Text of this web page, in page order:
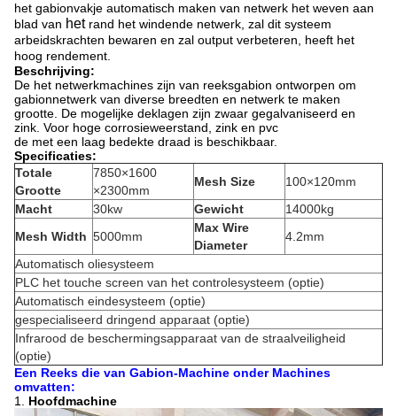
het gabionvakje automatisch maken van netwerk het weven aan
blad van het rand het windende netwerk, zal dit systeem
arbeidskrachten bewaren en zal output verbeteren, heeft het
hoog rendement.
Beschrijving:
De het netwerkmachines zijn van reeksgabion ontworpen om
gabionnetwerk van diverse breedten en netwerk te maken
grootte. De mogelijke deklagen zijn zwaar gegalvaniseerd en
zink. Voor hoge corrosieweerstand, zink en pvc
de met een laag bedekte draad is beschikbaar.
Specificaties:
Totale
Grootte
7850×1600
×2300mm
Mesh Size
100×120mm
Macht
30kw Gewicht
14000kg
Mesh Width 5000mm
Max Wire
Diameter
4.2mm
Automatisch oliesysteem
PLC het touche screen van het controlesysteem (optie)
Automatisch eindesysteem (optie)
gespecialiseerd dringend apparaat (optie)
Infrarood de beschermingsapparaat van de straalveiligheid
(optie)
Een Reeks die van Gabion-Machine onder Machines
omvatten:
1. Hoofdmachine